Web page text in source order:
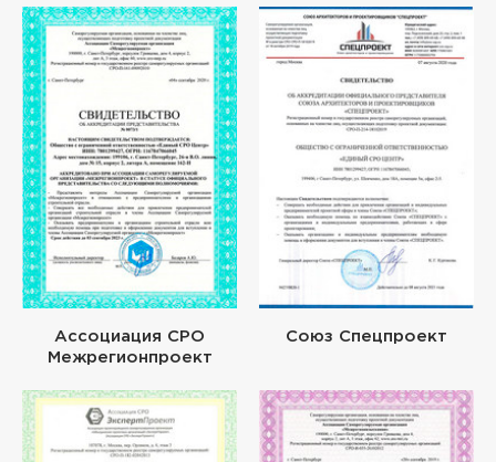
Ассоциация СРО
Межрегионпроект
Союз Спецпроект